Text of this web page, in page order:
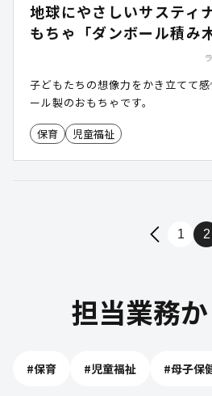
地球にやさしいサスティ
もちゃ「ダンボール積み木
子どもたちの想像力をかき立てて
ール製のおもちゃです。
保育 児童福祉
1 2
担当業務
#保育 #児童福祉 #母子保